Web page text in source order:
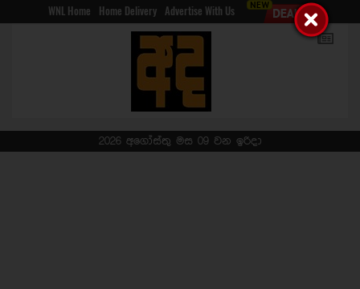
WNL Home Home Delivery Advertise With Us
2026 අගෝස්තු මස 09 වන ඉරිදා